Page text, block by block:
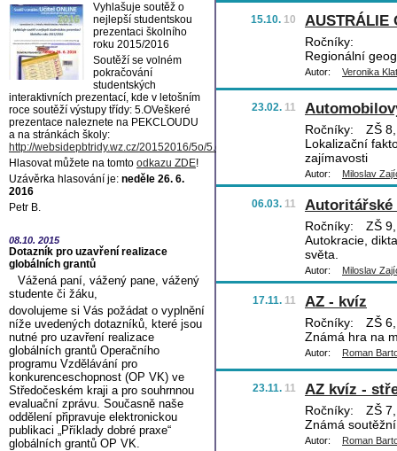
Vyhlašuje soutěž o
nejlepší studentskou
prezentaci školního
roku 2015/2016
Soutěží se volném
pokračování
studentských
interaktivních prezentací, kde v letošním
roce soutěží výstupy třídy: 5.OVeškeré
prezentace naleznete na PEKCLOUDU
a na stránkách školy:
http://websidepbtridy.wz.cz/20152016/5o/5.o.htm
Hlasovat můžete na tomto odkazu ZDE!
Uzávěrka hlasování je: neděle 26. 6.
2016
Petr B.
08.10. 2015
Dotazník pro uzavření realizace
globálních grantů
Vážená paní, vážený pane, vážený
studente či žáku,
dovolujeme si Vás požádat o vyplnění
níže uvedených dotazníků, které jsou
nutné pro uzavření realizace
globálních grantů Operačního
programu Vzdělávání pro
konkurenceschopnost (OP VK) ve
Středočeském kraji a pro souhrnnou
evaluační zprávu. Současně naše
oddělení připravuje elektronickou
publikaci „Příklady dobré praxe“
globálních grantů OP VK.
15.10. 10 AUSTRÁLIE
Ročníky:
Regionální
Autor: Veronika
23.02. 11
Ročníky:
ZŠ
Lokalizační
zajímavosti
Autor: Miloslav
06.03. 11
Ročníky:
ZŠ
Autokracie,
světa.
Autor: Miloslav
17.11. 11 AZ - kvíz
Ročníky:
ZŠ 6,
Známá hra na
Autor: Roman
23.11. 11 AZ kvíz -
Ročníky:
ZŠ
Známá
Autor: Roman